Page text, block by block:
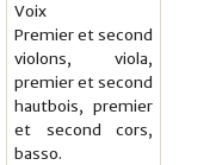
Voix
Premier et second
violons, viola,
premier et second
hautbois, premier
et second cors,
basso.